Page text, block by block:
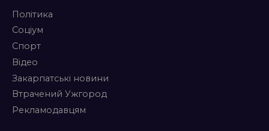
Політика
Соціум
Спорт
Відео
Закарпатські новини
Втрачений Ужгород
Рекламодавцям